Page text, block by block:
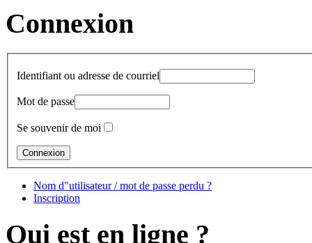
Connexion
Identifiant ou adresse de courriel
Mot de passe
Se souvenir de moi
Nom d"utilisateur / mot de passe perdu ?
Inscription
Qui est en ligne ?